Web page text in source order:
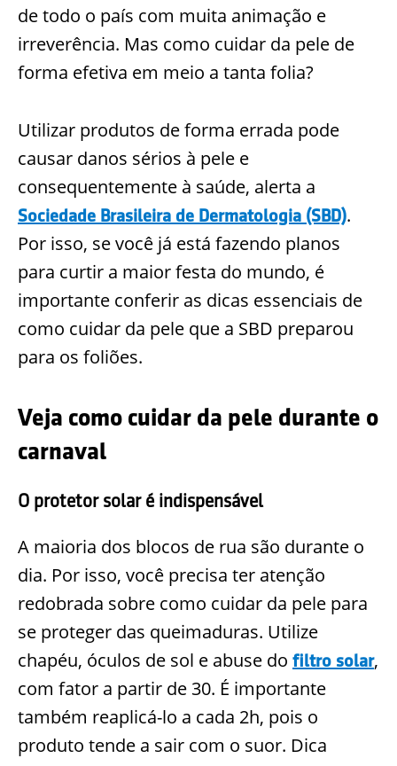
de todo o país com muita animação e
irreverência. Mas como cuidar da pele de
forma efetiva em meio a tanta folia?
Utilizar produtos de forma errada pode
causar danos sérios à pele e
consequentemente à saúde, alerta a
Sociedade Brasileira de Dermatologia (SBD).
Por isso, se você já está fazendo planos
para curtir a maior festa do mundo, é
importante conferir as dicas essenciais de
como cuidar da pele que a SBD preparou
para os foliões.
Veja como cuidar da pele durante o
carnaval
O protetor solar é indispensável
A maioria dos blocos de rua são durante o
dia. Por isso, você precisa ter atenção
redobrada sobre como cuidar da pele para
se proteger das queimaduras. Utilize
chapéu, óculos de sol e abuse do filtro solar,
com fator a partir de 30. É importante
também reaplicá-lo a cada 2h, pois o
produto tende a sair com o suor. Dica